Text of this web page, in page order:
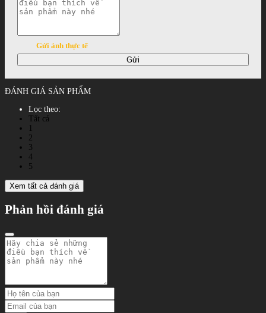
Gửi ảnh thực tế
Gửi
ĐÁNH GIÁ SẢN PHẨM
Lọc theo:
Tất cả
1
2
3
4
5
Xem tất cả đánh giá
Phản hồi đánh giá